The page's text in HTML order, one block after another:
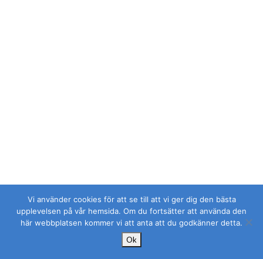
Vi använder cookies för att se till att vi ger dig den bästa
upplevelsen på vår hemsida. Om du fortsätter att använda den
här webbplatsen kommer vi att anta att du godkänner detta.
Ok